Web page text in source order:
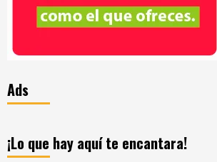
Ads
¡Lo que hay aquí te encantara!